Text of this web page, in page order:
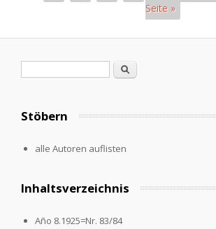
Seite »
Suche
Stöbern
alle Autoren auflisten
Inhaltsverzeichnis
Año 8.1925=Nr. 83/84